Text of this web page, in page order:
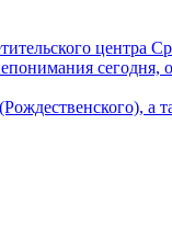
центра
сегодня,